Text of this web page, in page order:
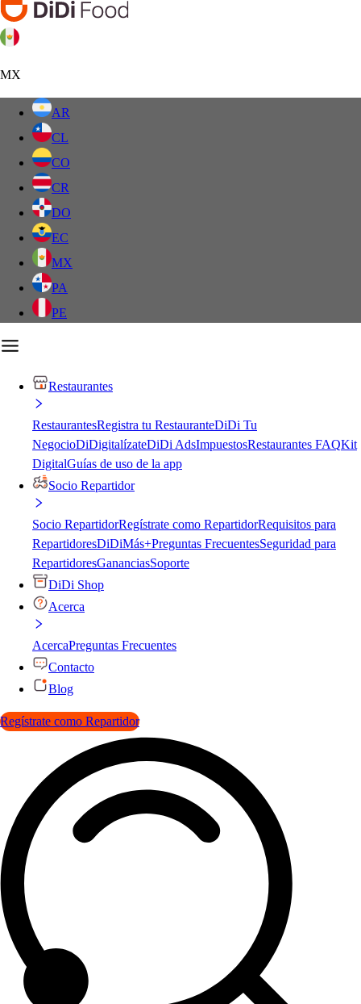
MX
AR
CL
CO
CR
DO
EC
MX
PA
PE
Restaurantes
RestaurantesRegistra tu RestauranteDiDi Tu
NegocioDiDigitalízateDiDi AdsImpuestosRestaurantes FAQKit
DigitalGuías de uso de la app
Socio Repartidor
Socio RepartidorRegístrate como RepartidorRequisitos para
RepartidoresDiDiMás+Preguntas FrecuentesSeguridad para
RepartidoresGananciasSoporte
DiDi Shop
Acerca
AcercaPreguntas Frecuentes
Contacto
Blog
Regístrate como Repartidor